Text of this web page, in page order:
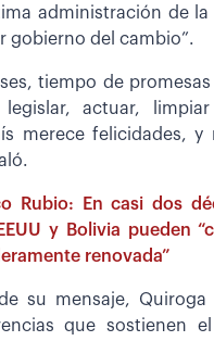
administración de la
gobierno del cambio”.
tiempo de
actuar,
merece felicidades, y
Rubio: En casi dos
y Bolivia pueden
renovada”
su mensaje, Quiroga
que sostienen el